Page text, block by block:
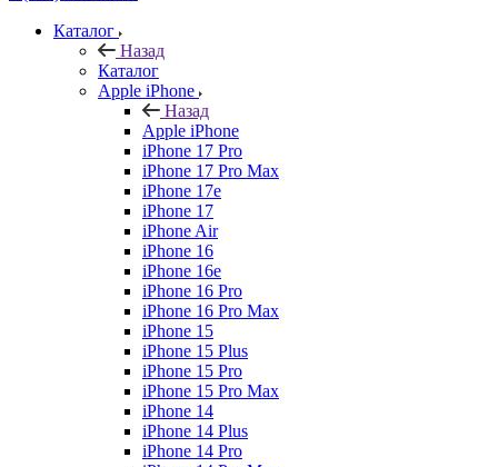
Каталог
Назад
Каталог
Apple iPhone
Назад
Apple iPhone
iPhone 17 Pro
iPhone 17 Pro Max
iPhone 17e
iPhone 17
iPhone Air
iPhone 16
iPhone 16e
iPhone 16 Pro
iPhone 16 Pro Max
iPhone 15
iPhone 15 Plus
iPhone 15 Pro
iPhone 15 Pro Max
iPhone 14
iPhone 14 Plus
iPhone 14 Pro